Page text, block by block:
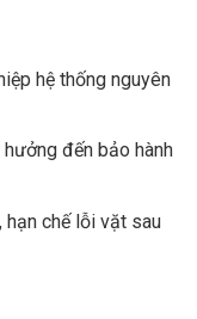
hệ thống nguyên
đến bảo hành
hạn chế lỗi vặt sau